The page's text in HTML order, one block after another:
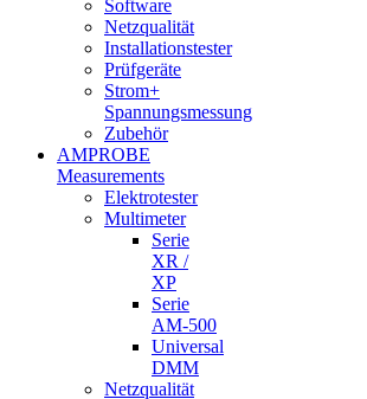
Software
Netzqualität
Installationstester
Prüfgeräte
Strom+
Spannungsmessung
Zubehör
AMPROBE
Measurements
Elektrotester
Multimeter
Serie
XR /
XP
Serie
AM-500
Universal
DMM
Netzqualität